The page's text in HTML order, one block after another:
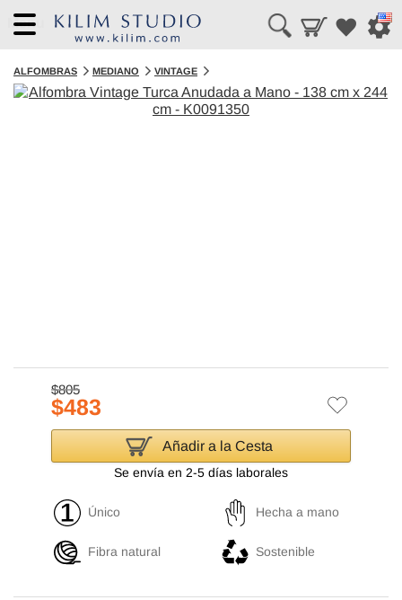
Menu
ALFOMBRAS MEDIANO VINTAGE
$805
$483
Añadir a la Cesta
Se envía en 2-5 días laborales
Único Hecha a mano
Fibra natural Sostenible